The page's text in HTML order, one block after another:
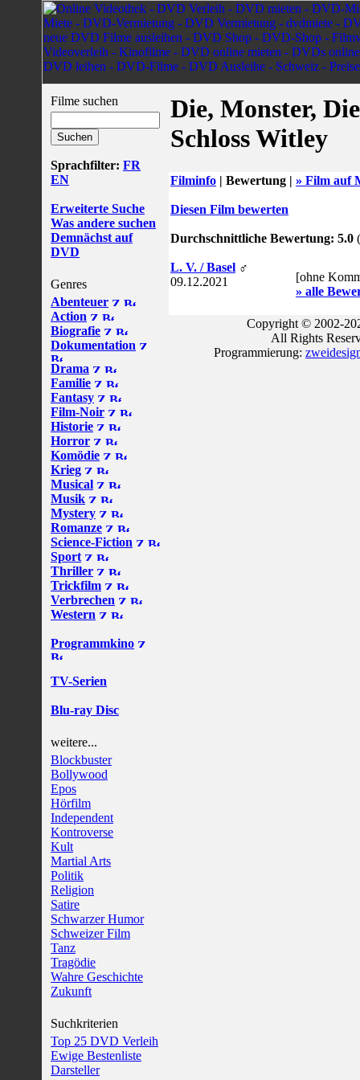
Filme suchen
Sprachfilter: FR
EN
Erweiterte Suche
Was andere suchen
Demnächst auf
DVD
Genres
Abenteuer
Action
Biografie
Dokumentation
Drama
Familie
Fantasy
Film-Noir
Historie
Horror
Komödie
Krieg
Musical
Musik
Mystery
Romanze
Science-Fiction
Sport
Thriller
Trickfilm
Verbrechen
Western
Programmkino
TV-Serien
Blu-ray Disc
weitere...
Blockbuster
Bollywood
Epos
Hörfilm
Independent
Kontroverse
Kult
Martial Arts
Politik
Religion
Satire
Schwarzer Humor
Schweizer Film
Tanz
Tragödie
Wahre Geschichte
Zukunft
Suchkriterien
Top 25 DVD Verleih
Ewige Bestenliste
Darsteller
Die, Monster,
Schloss Witley
Filminfo | Bewertung | » Film auf
Diesen Film bewerten
Durchschnittliche Bewertung: 5.0
L. V. / Basel ♂
09.12.2021
[ohne
» alle
Copyright © 2002-
All Rights
Programmierung: